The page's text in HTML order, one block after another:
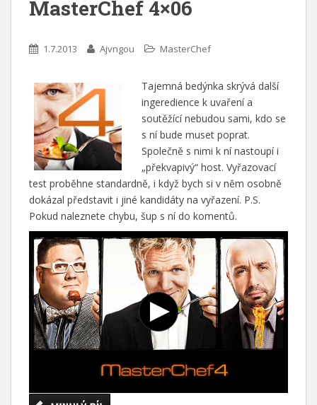
MasterChef 4×06
1.7.2013 Ajvngou MasterChef
Tajemná bedýnka skrývá další
ingeredience k uvaření a
soutěžící nebudou sami, kdo se
s ní bude muset poprat.
Společně s nimi k ní nastoupí i
„překvapivý“ host. Vyřazovací
test proběhne standardně, i když bych si v něm osobně
dokázal představit i jiné kandidáty na vyřazení. P.S.
Pokud naleznete chybu, šup s ní do komentů.